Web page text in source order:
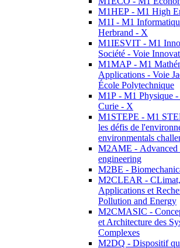
M1HEP - M1 High
M1I - M1
Herbrand - X
M1IESVIT - M1
Société - Voie
M1MAP - M1
Applications - Voie
École Polytechnique
M1P - M1 Physique
Curie - X
M1STEPE - M1
les défis de
environmentals
M2AME - Advanced
engineering
M2BE -
M2CLEAR -
Applications et
Pollution and Energy
M2CMASIC -
et Architecture des
Complexes
M2DQ - Dispositif